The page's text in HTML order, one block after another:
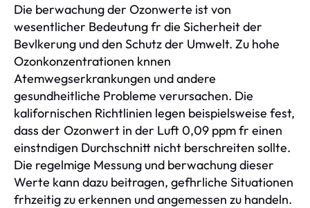
Die berwachung der Ozonwerte ist von
wesentlicher Bedeutung fr die Sicherheit der
Bevlkerung und den Schutz der Umwelt. Zu hohe
Ozonkonzentrationen knnen
Atemwegserkrankungen und andere
gesundheitliche Probleme verursachen. Die
kalifornischen Richtlinien legen beispielsweise fest,
dass der Ozonwert in der Luft 0,09 ppm fr einen
einstndigen Durchschnitt nicht berschreiten sollte.
Die regelmige Messung und berwachung dieser
Werte kann dazu beitragen, gefhrliche Situationen
frhzeitig zu erkennen und angemessen zu handeln.